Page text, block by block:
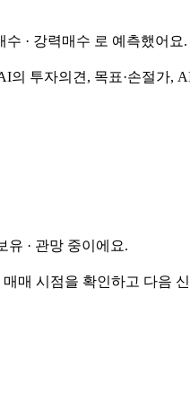
수 · 강력매수 로 예측했어요.
의 투자의견, 목표·손절가,
유 · 관망 중이에요.
매 시점을 확인하고 다음